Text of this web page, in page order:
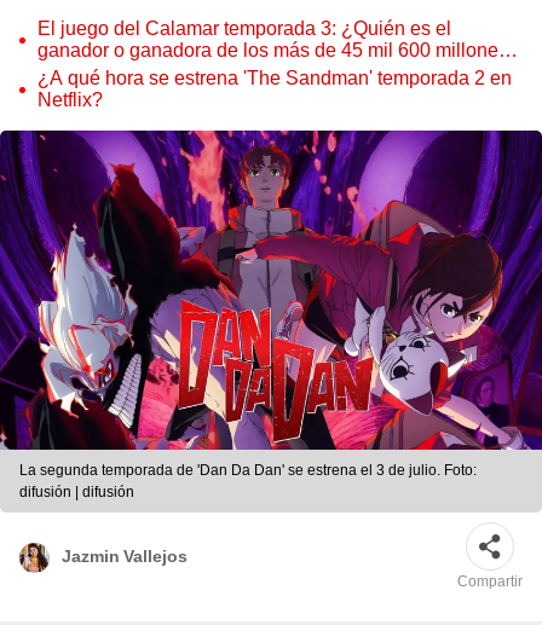
El juego del Calamar temporada 3: ¿Quién es el
ganador o ganadora de los más de 45 mil 600 millones
de wones?
¿A qué hora se estrena 'The Sandman' temporada 2 en
Netflix?
La segunda temporada de 'Dan Da Dan' se estrena el 3 de julio. Foto:
difusión | difusión
Jazmin Vallejos
Compartir